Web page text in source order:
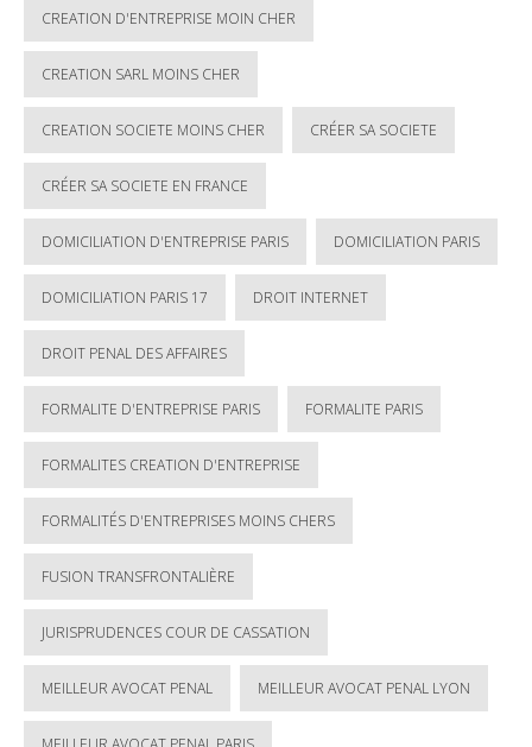
CREATION D'ENTREPRISE MOIN CHER
CREATION SARL MOINS CHER
CREATION SOCIETE MOINS CHER CRÉER SA SOCIETE
CRÉER SA SOCIETE EN FRANCE
DOMICILIATION D'ENTREPRISE PARIS DOMICILIATION PARIS
DOMICILIATION PARIS 17 DROIT INTERNET
DROIT PENAL DES AFFAIRES
FORMALITE D'ENTREPRISE PARIS FORMALITE PARIS
FORMALITES CREATION D'ENTREPRISE
FORMALITÉS D'ENTREPRISES MOINS CHERS
FUSION TRANSFRONTALIÈRE
JURISPRUDENCES COUR DE CASSATION
MEILLEUR AVOCAT PENAL MEILLEUR AVOCAT PENAL LYON